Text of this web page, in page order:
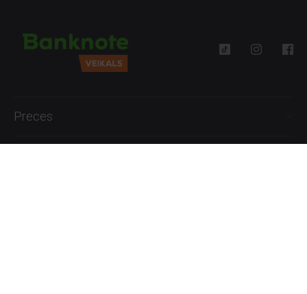
Preces